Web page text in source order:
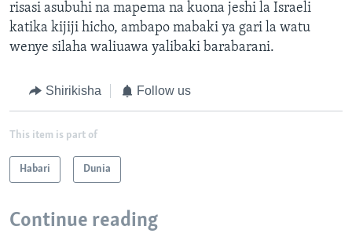
risasi asubuhi na mapema na kuona jeshi la Israeli
katika kijiji hicho, ambapo mabaki ya gari la watu
wenye silaha waliuawa yalibaki barabarani.
Shirikisha Follow us
This item is part of
Habari Dunia
Continue reading